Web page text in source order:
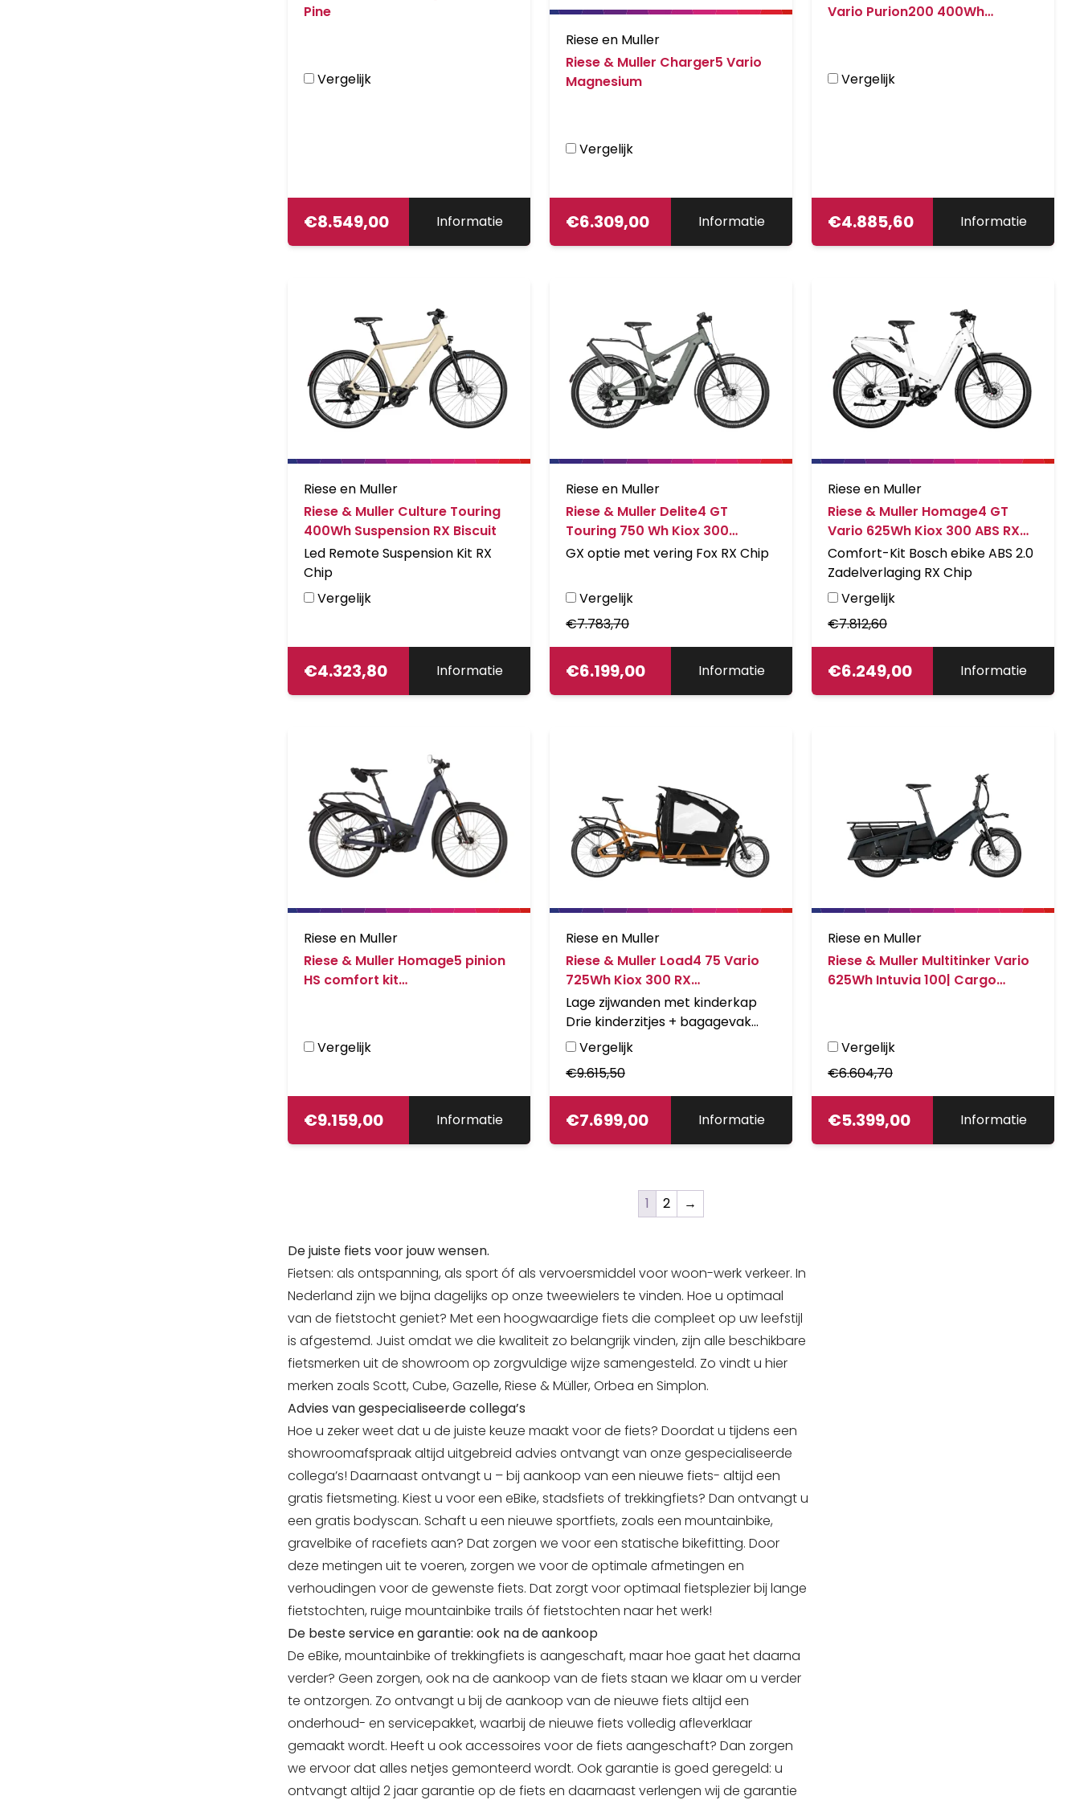
Pine
Vergelijk
€8.549,00 Informatie
Riese en Muller
Riese & Muller Charger5 Vario
Magnesium
Vergelijk
€6.309,00 Informatie
Vario Purion200 400Wh
Vergelijk
€4.885,60 Informatie
Riese en Muller
Riese & Muller Culture Touring
400Wh Suspension RX Biscuit
Led Remote Suspension Kit RX
Chip
Vergelijk
€4.323,80 Informatie
Riese en Muller
Riese & Muller Delite4 GT
Touring 750 Wh Kiox 300
GX/FOX RX Tundra Grey Matt
GX optie met vering Fox RX Chip
Vergelijk
€7.783,70
€6.199,00 Informatie
Riese en Muller
Riese & Muller Homage4 GT
Vario 625Wh Kiox 300 ABS RX
Comfort kit Pearl White
Comfort-Kit Bosch ebike ABS 2.0
Zadelverlaging RX Chip
Vergelijk
€7.812,60
€6.249,00 Informatie
Riese en Muller
Riese & Muller Homage5 pinion
HS comfort kit
Vergelijk
€9.159,00 Informatie
Riese en Muller
Riese & Muller Load4 75 Vario
725Wh Kiox 300 RX
Bagagedrager Peanut Matt
Lage zijwanden met kinderkap
Drie kinderzitjes + bagagevak
Bagagedrager RX Chip
Vergelijk
€9.615,50
€7.699,00 Informatie
Riese en Muller
Riese & Muller Multitinker Vario
625Wh Intuvia 100| Cargo
Vergelijk
€6.604,70
€5.399,00 Informatie
1 2 →
De juiste fiets voor jouw wensen.
Fietsen: als ontspanning, als sport óf als vervoersmiddel voor woon-werk verkeer. In
Nederland zijn we bijna dagelijks op onze tweewielers te vinden. Hoe u optimaal
van de fietstocht geniet? Met een hoogwaardige fiets die compleet op uw leefstijl
is afgestemd. Juist omdat we die kwaliteit zo belangrijk vinden, zijn alle beschikbare
fietsmerken uit de showroom op zorgvuldige wijze samengesteld. Zo vindt u hier
merken zoals Scott, Cube, Gazelle, Riese & Müller, Orbea en Simplon.
Advies van gespecialiseerde collega’s
Hoe u zeker weet dat u de juiste keuze maakt voor de fiets? Doordat u tijdens een
showroomafspraak altijd uitgebreid advies ontvangt van onze gespecialiseerde
collega’s! Daarnaast ontvangt u – bij aankoop van een nieuwe fiets- altijd een
gratis fietsmeting. Kiest u voor een eBike, stadsfiets of trekkingfiets? Dan ontvangt u
een gratis bodyscan. Schaft u een nieuwe sportfiets, zoals een mountainbike,
gravelbike of racefiets aan? Dat zorgen we voor een statische bikefitting. Door
deze metingen uit te voeren, zorgen we voor de optimale afmetingen en
verhoudingen voor de gewenste fiets. Dat zorgt voor optimaal fietsplezier bij lange
fietstochten, ruige mountainbike trails óf fietstochten naar het werk!
De beste service en garantie: ook na de aankoop
De eBike, mountainbike of trekkingfiets is aangeschaft, maar hoe gaat het daarna
verder? Geen zorgen, ook na de aankoop van de fiets staan we klaar om u verder
te ontzorgen. Zo ontvangt u bij de aankoop van de nieuwe fiets altijd een
onderhoud- en servicepakket, waarbij de nieuwe fiets volledig afleverklaar
gemaakt wordt. Heeft u ook accessoires voor de fiets aangeschaft? Dan zorgen
we ervoor dat alles netjes gemonteerd wordt. Ook garantie is goed geregeld: u
ontvangt altijd 2 jaar garantie op de fiets en daarnaast verlengen wij de garantie